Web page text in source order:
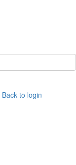
Back to login